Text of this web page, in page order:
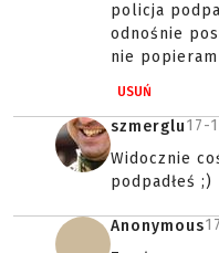
policja
odnośnie
nie popieram
USUŃ
szmerglu17-
Widocznie
podpadłeś ;)
Anonymous